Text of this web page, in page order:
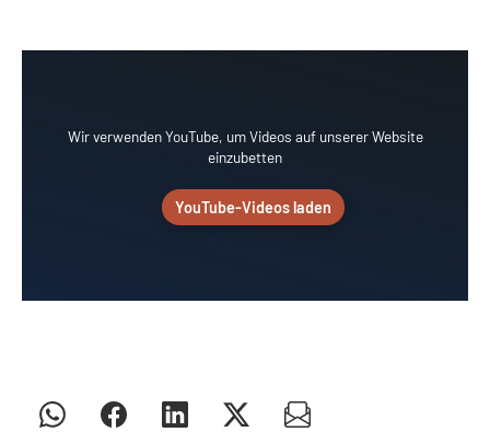
Wir verwenden YouTube, um Videos auf unserer Website
einzubetten
YouTube-Videos laden